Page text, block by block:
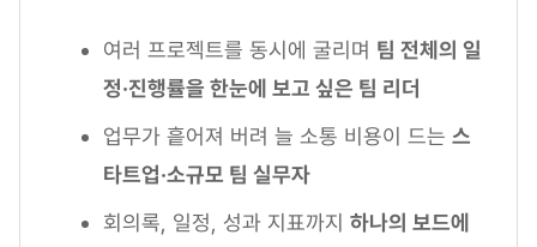
여러 프로젝트를 동시에 굴리며 팀 전체의 일
정·진행률을 한눈에 보고 싶은 팀 리더
업무가 흩어져 버려 늘 소통 비용이 드는 스
타트업·소규모 팀 실무자
회의록, 일정, 성과 지표까지 하나의 보드에